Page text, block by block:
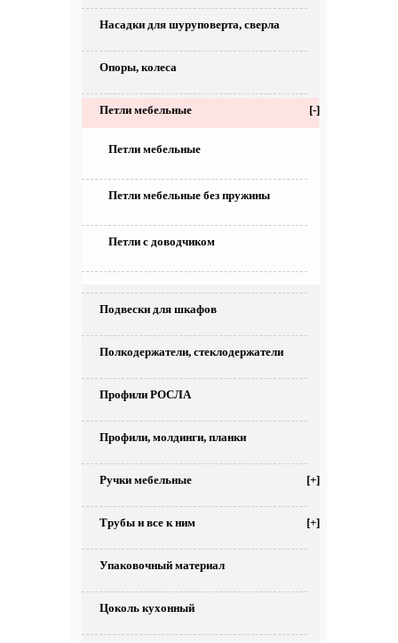
Насадки для шуруповерта, сверла
Опоры, колеса
Петли мебельные [-]
Петли мебельные
Петли мебельные без пружины
Петли с доводчиком
Подвески для шкафов
Полкодержатели, стеклодержатели
Профили РОСЛА
Профили, молдинги, планки
Ручки мебельные [+]
Трубы и все к ним [+]
Упаковочный материал
Цоколь кухонный